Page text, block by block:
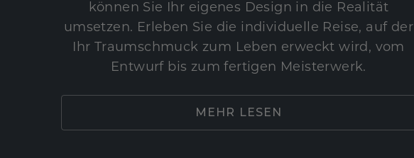
können Sie Ihr eigenes Design in die Realität
umsetzen. Erleben Sie die individuelle Reise, auf der
Ihr Traumschmuck zum Leben erweckt wird, vom
Entwurf bis zum fertigen Meisterwerk.
MEHR LESEN